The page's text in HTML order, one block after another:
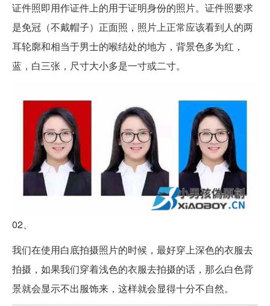
证件照即用作证件上的用于证明身份的照片。证件照要求
是免冠（不戴帽子）正面照，照片上正常应该看到人的两
耳轮廓和相当于男士的喉结处的地方，背景色多为红，
蓝，白三张，尺寸大小多是一寸或二寸。
02、
我们在使用白底拍摄照片的时候，最好穿上深色的衣服去
拍摄，如果我们穿着浅色的衣服去拍摄的话，那么白色背
景就会显示不出服饰来，这样就会显得十分不自然。